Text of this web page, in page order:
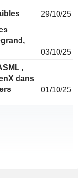
29/10/25
03/10/25
,
dans
01/10/25